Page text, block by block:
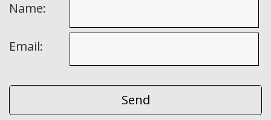
Name:
Email: